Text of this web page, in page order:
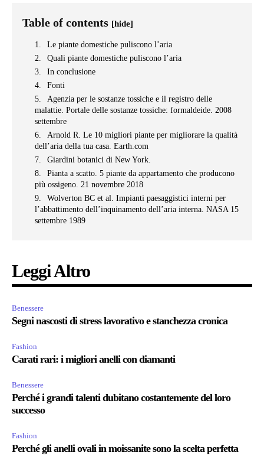
Table of contents [hide]
Le piante domestiche puliscono l’aria
Quali piante domestiche puliscono l’aria
In conclusione
Fonti
Agenzia per le sostanze tossiche e il registro delle
malattie. Portale delle sostanze tossiche: formaldeide. 2008
settembre
Arnold R. Le 10 migliori piante per migliorare la qualità
dell’aria della tua casa. Earth.com
Giardini botanici di New York.
Pianta a scatto. 5 piante da appartamento che producono
più ossigeno. 21 novembre 2018
Wolverton BC et al. Impianti paesaggistici interni per
l’abbattimento dell’inquinamento dell’aria interna. NASA 15
settembre 1989
Leggi Altro
Benessere
Segni nascosti di stress lavorativo e stanchezza cronica
Fashion
Carati rari: i migliori anelli con diamanti
Benessere
Perché i grandi talenti dubitano costantemente del loro
successo
Fashion
Perché gli anelli ovali in moissanite sono la scelta perfetta